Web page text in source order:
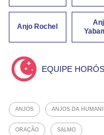
Anjo Rochel
EQUIPE
ANJOS ANJOS DA
ORAÇÃO SALMO